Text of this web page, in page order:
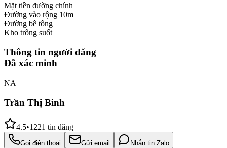
Mặt tiền đường chính
Đường vào rộng 10m
Đường bê tông
Kho trống suốt
Thông tin người đăng
Đã xác minh
NA
Trần Thị Bình
4.5•1221 tin đăng
Gọi điện thoại Gửi email Nhắn tin Zalo